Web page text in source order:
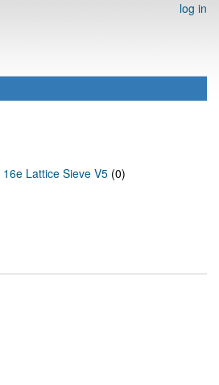
log in
16e Lattice Sieve V5 (0)